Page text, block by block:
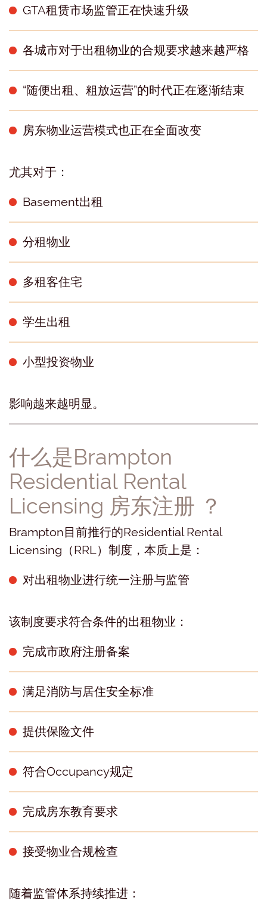
GTA租赁市场监管正在快速升级
各城市对于出租物业的合规要求越来越严格
“随便出租、粗放运营”的时代正在逐渐结束
房东物业运营模式也正在全面改变
尤其对于：
Basement出租
分租物业
多租客住宅
学生出租
小型投资物业
影响越来越明显。
什么是Brampton
Residential Rental
Licensing 房东注册 ？
Brampton目前推行的Residential Rental
Licensing（RRL）制度，本质上是：
对出租物业进行统一注册与监管
该制度要求符合条件的出租物业：
完成市政府注册备案
满足消防与居住安全标准
提供保险文件
符合Occupancy规定
完成房东教育要求
接受物业合规检查
随着监管体系持续推进：